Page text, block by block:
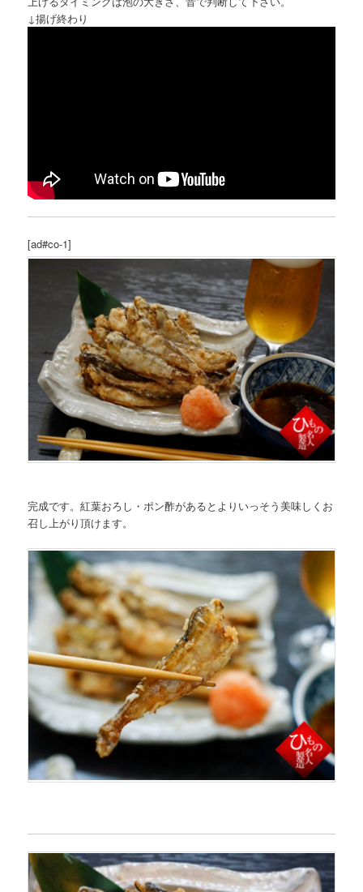
↓揚げ終わり
[ad#co-1]
完成です。紅葉おろし・ポン酢があるとよりいっそう美味しくお
召し上がり頂けます。